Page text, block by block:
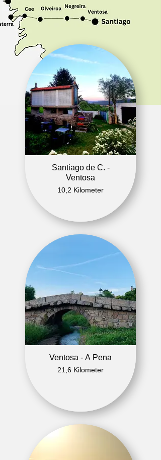
Santiago de C. -
Ventosa
10,2 Kilometer
Ventosa - A Pena
21,6 Kilometer